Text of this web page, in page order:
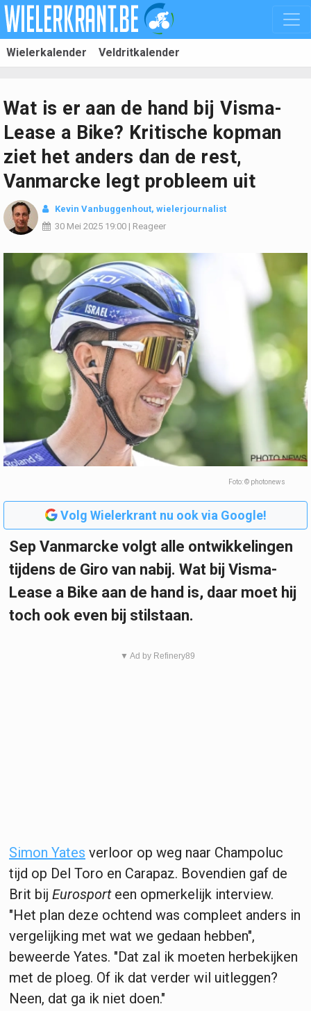
Wielerkalender Veldritkalender
Wat is er aan de hand bij Visma-
Lease a Bike? Kritische kopman
ziet het anders dan de rest,
Vanmarcke legt probleem uit
Kevin Vanbuggenhout, wielerjournalist
30 Mei 2025 19:00 | Reageer
Foto: © photonews
Volg Wielerkrant nu ook via Google!
Sep Vanmarcke volgt alle ontwikkelingen
tijdens de Giro van nabij. Wat bij Visma-
Lease a Bike aan de hand is, daar moet hij
toch ook even bij stilstaan.
▼ Ad by Refinery89
Simon Yates verloor op weg naar Champoluc
tijd op Del Toro en Carapaz. Bovendien gaf de
Brit bij Eurosport een opmerkelijk interview.
"Het plan deze ochtend was compleet anders in
vergelijking met wat we gedaan hebben",
beweerde Yates. "Dat zal ik moeten herbekijken
met de ploeg. Of ik dat verder wil uitleggen?
Neen, dat ga ik niet doen."